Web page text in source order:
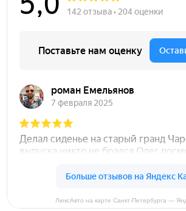
ЛюксАвто на карте Санкт‑Петербурга —